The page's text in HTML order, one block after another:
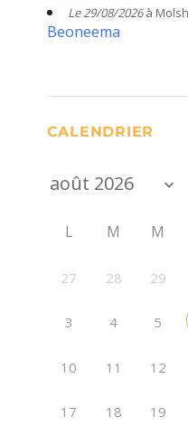
Le 29/08/2026à
Beoneema
CALENDRIER
L M M
27 28 29
3 4 5
10 11 12
17 18 19